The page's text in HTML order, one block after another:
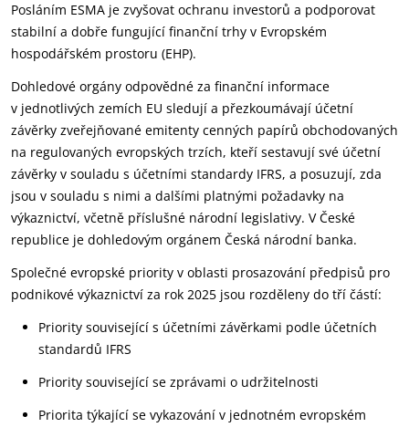
Posláním ESMA je zvyšovat ochranu investorů a podporovat
stabilní a dobře fungující finanční trhy v Evropském
hospodářském prostoru (EHP).
Dohledové orgány odpovědné za finanční informace
v jednotlivých zemích EU sledují a přezkoumávají účetní
závěrky zveřejňované emitenty cenných papírů obchodovaných
na regulovaných evropských trzích, kteří sestavují své účetní
závěrky v souladu s účetními standardy IFRS, a posuzují, zda
jsou v souladu s nimi a dalšími platnými požadavky na
výkaznictví, včetně příslušné národní legislativy. V České
republice je dohledovým orgánem Česká národní banka.
Společné evropské priority v oblasti prosazování předpisů pro
podnikové výkaznictví za rok 2025 jsou rozděleny do tří částí:
Priority související s účetními závěrkami podle účetních
standardů IFRS
Priority související se zprávami o udržitelnosti
Priorita týkající se vykazování v jednotném evropském